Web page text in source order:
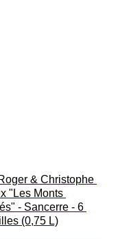
& Christophe
"Les Monts
- Sancerre - 6
(0,75 L)